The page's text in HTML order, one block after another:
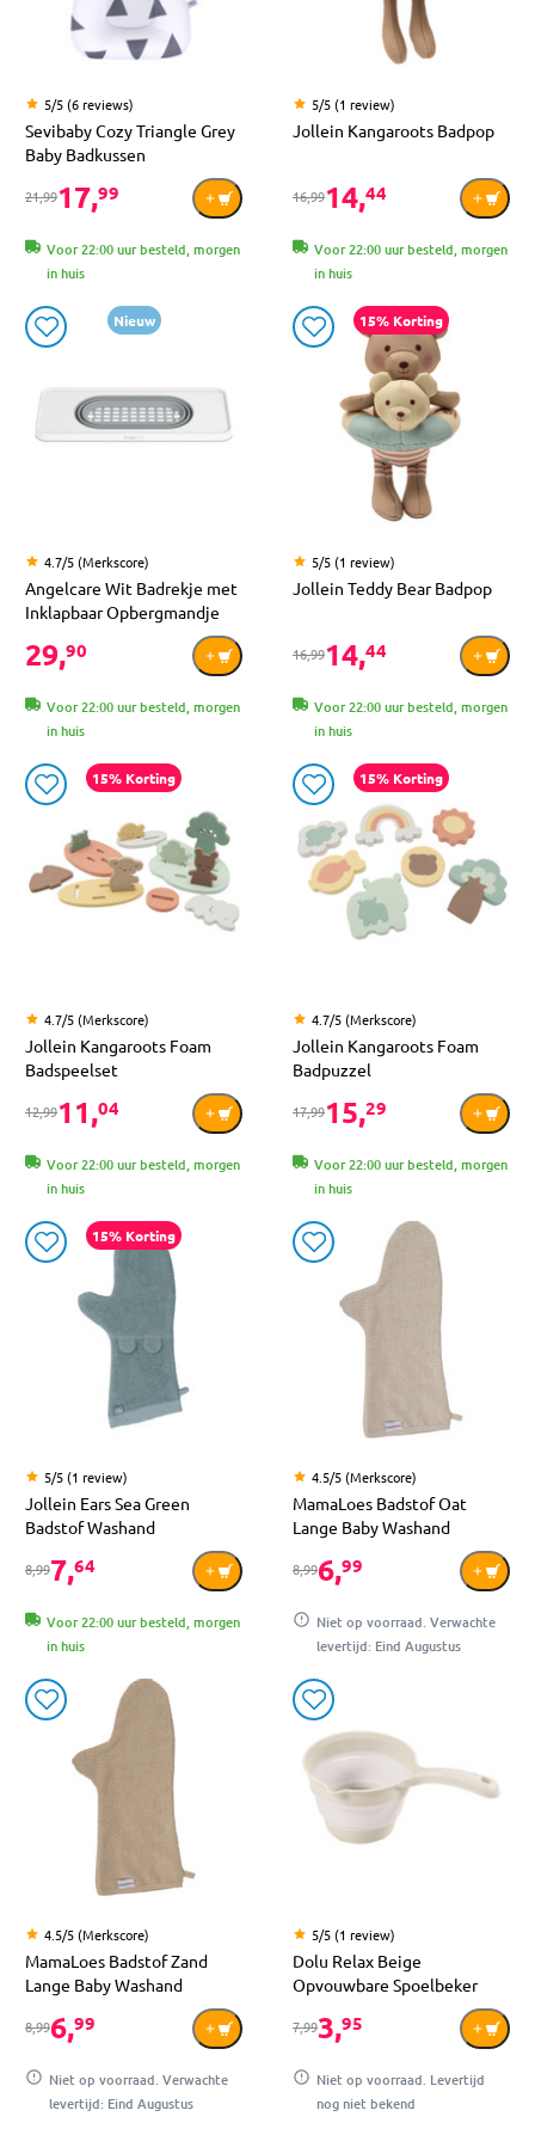
5/5 (6 reviews)
Sevibaby Cozy Triangle Grey
Baby Badkussen
21,9917,99
Voor 22:00 uur besteld, morgen
in huis
5/5 (1 review)
Jollein Kangaroots Badpop
16,9914,44
Voor 22:00 uur besteld, morgen
in huis
Nieuw
4.7/5 (Merkscore)
Angelcare Wit Badrekje met
Inklapbaar Opbergmandje
29,90
Voor 22:00 uur besteld, morgen
in huis
15% Korting
5/5 (1 review)
Jollein Teddy Bear Badpop
16,9914,44
Voor 22:00 uur besteld, morgen
in huis
15% Korting
4.7/5 (Merkscore)
Jollein Kangaroots Foam
Badspeelset
12,9911,04
Voor 22:00 uur besteld, morgen
in huis
15% Korting
4.7/5 (Merkscore)
Jollein Kangaroots Foam
Badpuzzel
17,9915,29
Voor 22:00 uur besteld, morgen
in huis
15% Korting
5/5 (1 review)
Jollein Ears Sea Green
Badstof Washand
8,997,64
Voor 22:00 uur besteld, morgen
in huis
4.5/5 (Merkscore)
MamaLoes Badstof Oat
Lange Baby Washand
8,996,99
Niet op voorraad. Verwachte
levertijd: Eind Augustus
4.5/5 (Merkscore)
MamaLoes Badstof Zand
Lange Baby Washand
8,996,99
Niet op voorraad. Verwachte
levertijd: Eind Augustus
5/5 (1 review)
Dolu Relax Beige
Opvouwbare Spoelbeker
7,993,95
Niet op voorraad. Levertijd
nog niet bekend